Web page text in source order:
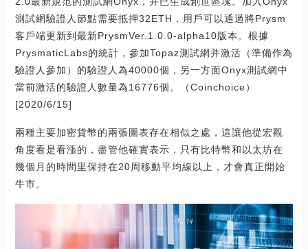
測試網驗證人節點需要抵押32ETH，用戶可以通過將Prysm
客戶端更新到最新PrysmVer.1.0.0-alpha10版本。根據
PrysmaticLabs的統計，參加Topaz測試網并激活（準備作為
驗證人參加）的驗證人為40000個，另一方面Onyx測試網中
當前激活的驗證人數量為16776個。（Coinchoice）
[2020/6/15]
兩種主要加密貨幣的兩張圖表存在相似之處，這讓他從宏觀
角度看是看漲的，盡管他確實表示，只有比特幣和以太坊在
幾個月的時間里保持在20周移動平均線以上，才會真正開始
牛市。